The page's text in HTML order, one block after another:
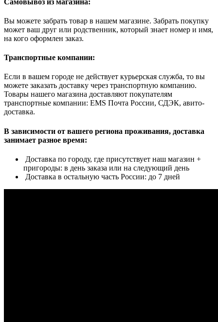
Вы можете забрать товар в нашем магазине. Забрать покупку
может ваш друг или родственник, который знает номер и имя,
на кого оформлен заказ.
Транспортные компании:
Если в вашем городе не действует курьерская служба, то вы
можете заказать доставку через транспортную компанию.
Товары нашего магазина доставляют покупателям
транспортные компании: EMS Почта России, СДЭК, авито-
доставка.
В зависимости от вашего региона проживания, доставка
занимает разное время:
Доставка по городу, где присутствует наш магазин +
пригороды: в день заказа или на следующий день
Доставка в остальную часть России: до 7 дней